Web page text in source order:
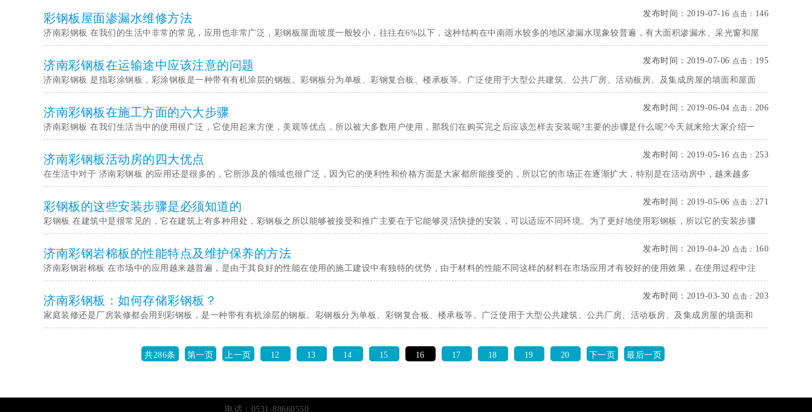
彩钢板屋面渗漏水维修方法 发布时间：2019-07-16 点击： 146
济南彩钢板 在我们的生活中非常的常见，应用也非常广泛，彩钢板屋面坡度一般较小，往往在6%以下，这种结构在中南雨水较多的地区渗漏水现象较普遍，有大面积渗漏水、采光窗和屋
济南彩钢板在运输途中应该注意的问题 发布时间：2019-07-06 点击： 195
济南彩钢板 是指彩涂钢板，彩涂钢板是一种带有有机涂层的钢板。彩钢板分为单板、彩钢复合板、楼承板等。广泛使用于大型公共建筑、公共厂房、活动板房、及集成房屋的墙面和屋面
济南彩钢板在施工方面的六大步骤 发布时间：2019-06-04 点击： 206
济南彩钢板 在我们生活当中的使用很广泛，它使用起来方便，美观等优点，所以被大多数用户使用，那我们在购买完之后应该怎样去安装呢?主要的步骤是什么呢?今天就来给大家介绍一
济南彩钢板活动房的四大优点 发布时间：2019-05-16 点击： 253
在生活中对于 济南彩钢板 的应用还是很多的，它所涉及的领域也很广泛，因为它的便利性和价格方面是大家都所能接受的，所以它的市场正在逐渐扩大，特别是在活动房中，越来越多
彩钢板的这些安装步骤是必须知道的 发布时间：2019-05-06 点击： 271
彩钢板 在建筑中是很常见的，它在建筑上有多种用处，彩钢板之所以能够被接受和推广主要在于它能够灵活快捷的安装，可以适应不同环境。为了更好地使用彩钢板，所以它的安装步骤
济南彩钢岩棉板的性能特点及维护保养的方法 发布时间：2019-04-20 点击： 160
济南彩钢岩棉板 在市场中的应用越来越普遍，是由于其良好的性能在使用的施工建设中有独特的优势，由于材料的性能不同这样的材料在市场应用才有较好的使用效果，在使用过程中注
济南彩钢板：如何存储彩钢板？ 发布时间：2019-03-30 点击： 203
家庭装修还是厂房装修都会用到彩钢板，是一种带有有机涂层的钢板。彩钢板分为单板、彩钢复合板、楼承板等。广泛使用于大型公共建筑、公共厂房、活动板房、及集成房屋的墙面和
共286条 第一页 上一页 12 13 14 15 16 17 18 19 20 下一页 最后一页
电话：0531-88660550